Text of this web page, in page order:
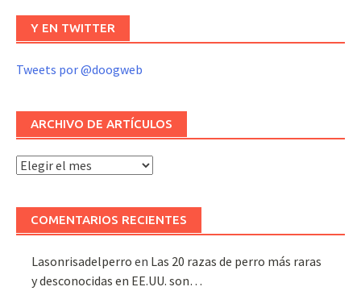
Y EN TWITTER
Tweets por @doogweb
ARCHIVO DE ARTÍCULOS
Archivo
COMENTARIOS RECIENTES
Lasonrisadelperro en Las 20 razas de perro más raras
y desconocidas en EE.UU. son…